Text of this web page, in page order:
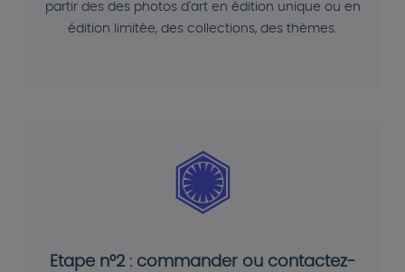
partir des des photos d'art en édition unique ou en
édition limitée, des collections, des thèmes.
Etape n°2 : commander ou contactez-